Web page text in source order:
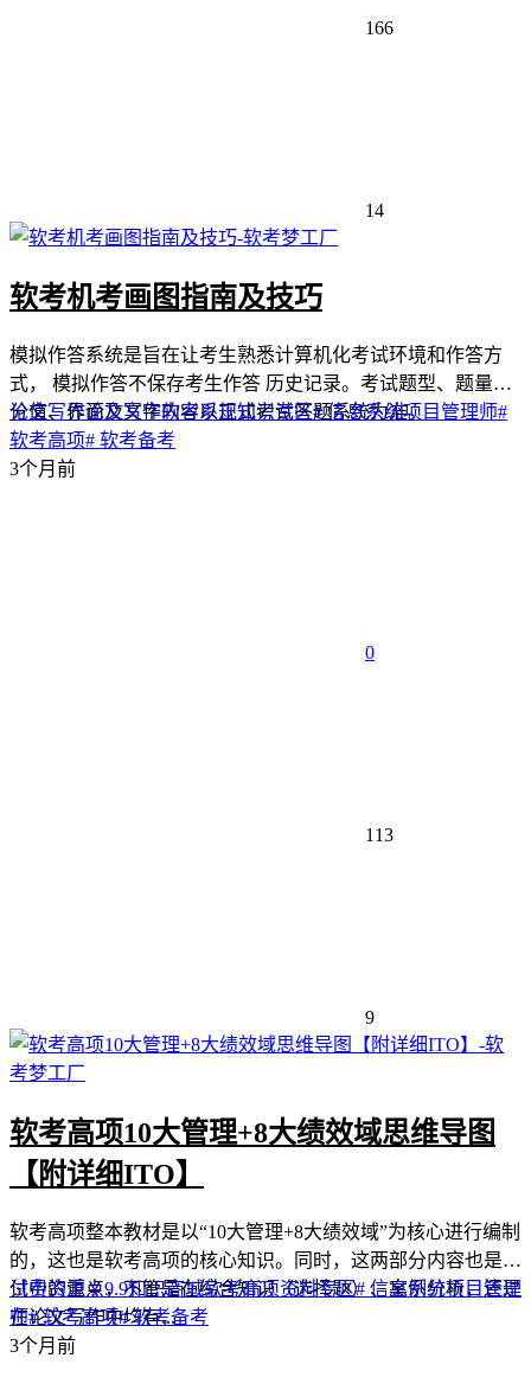
166
14
软考机考画图指南及技巧
模拟作答系统是旨在让考生熟悉计算机化考试环境和作答方
式， 模拟作答不保存考生作答 历史记录。考试题型、题量、
分值、界面及文字内容以正式考试答题系统为准。
论文写作论文写作软考系规知识专区# 信息系统项目管理师#
软考高项# 软考备考
3个月前
0
113
9
软考高项10大管理+8大绩效域思维导图
【附详细ITO】
软考高项整本教材是以“10大管理+8大绩效域”为核心进行编制
的，这也是软考高项的核心知识。同时，这两部分内容也是考
试中的重点，不管是在综合知识（选择题）、案例分析，还是
在论文写作中均有...
付费资源￥9.9知识商城软考高项资料专区# 信息系统项目管理
师# 软考高项# 软考备考
3个月前